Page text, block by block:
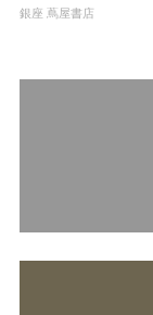
銀座 蔦屋書店